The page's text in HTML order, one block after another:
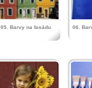
05. Barvy na fasádu 06.